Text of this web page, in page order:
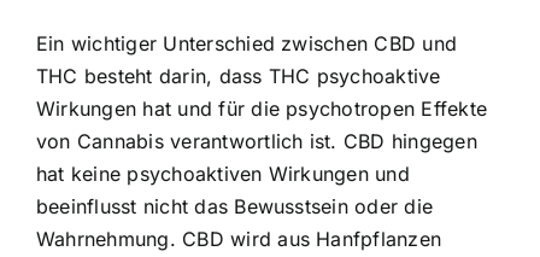
Ein wichtiger Unterschied zwischen CBD und
THC besteht darin, dass THC psychoaktive
Wirkungen hat und für die psychotropen Effekte
von Cannabis verantwortlich ist. CBD hingegen
hat keine psychoaktiven Wirkungen und
beeinflusst nicht das Bewusstsein oder die
Wahrnehmung. CBD wird aus Hanfpflanzen